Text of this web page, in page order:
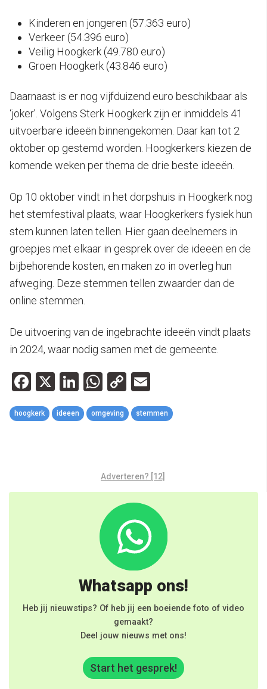
Kinderen en jongeren (57.363 euro)
Verkeer (54.396 euro)
Veilig Hoogkerk (49.780 euro)
Groen Hoogkerk (43.846 euro)
Daarnaast is er nog vijfduizend euro beschikbaar als
‘joker’. Volgens Sterk Hoogkerk zijn er inmiddels 41
uitvoerbare ideeën binnengekomen. Daar kan tot 2
oktober op gestemd worden. Hoogkerkers kiezen de
komende weken per thema de drie beste ideeën.
Op 10 oktober vindt in het dorpshuis in Hoogkerk nog
het stemfestival plaats, waar Hoogkerkers fysiek hun
stem kunnen laten tellen. Hier gaan deelnemers in
groepjes met elkaar in gesprek over de ideeën en de
bijbehorende kosten, en maken zo in overleg hun
afweging. Deze stemmen tellen zwaarder dan de
online stemmen.
De uitvoering van de ingebrachte ideeën vindt plaats
in 2024, waar nodig samen met de gemeente.
Facebook
X LinkedIn
WhatsApp
Copy
Link
hoogkerk ideeen omgeving stemmen
Adverteren? [12]
Whatsapp ons!
Heb jij nieuwstips? Of heb jij een boeiende foto of video
gemaakt?
Deel jouw nieuws met ons!
Start het gesprek!